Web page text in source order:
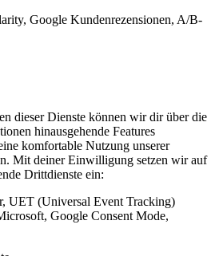
Google Kundenrezensionen, A/B-
dieser Dienste können wir dir über die
hinausgehende Features
komfortable Nutzung unserer
Mit deiner Einwilligung setzen wir auf
Drittdienste ein:
UET (Universal Event Tracking)
Google Consent Mode,